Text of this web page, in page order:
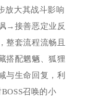
放大其战斗影响
→接善恶定业反
整套流程流畅且
搭配魍魉、狐狸
与生命回复，利
召唤的小